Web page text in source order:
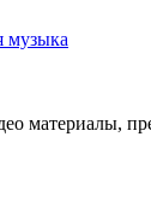
музыка
материалы,